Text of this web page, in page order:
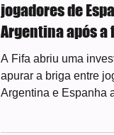
jogadores de
Argentina após a
do Mundo
A Fifa abriu uma
apurar a briga entre
Argentina e Espanha